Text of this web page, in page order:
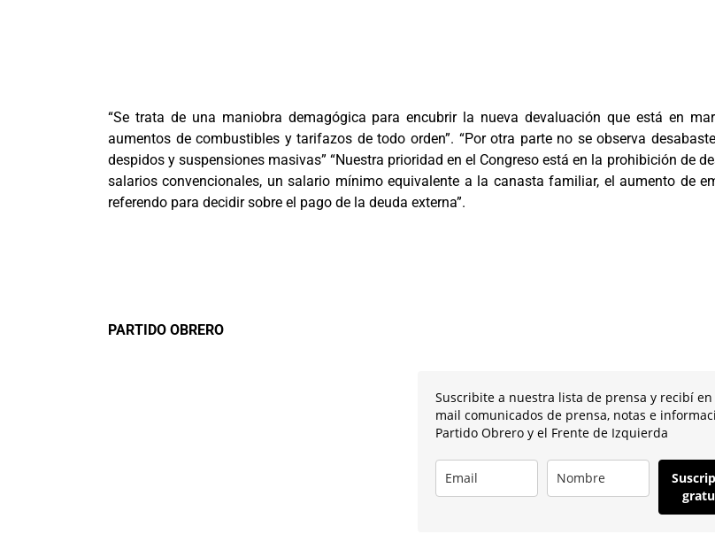
“Se trata de una maniobra demagógica para encubrir la nueva devaluación que está en
aumentos de combustibles y tarifazos de todo orden”. “Por otra parte no se observa
despidos y suspensiones masivas” “Nuestra prioridad en el Congreso está en la prohibición de
salarios convencionales, un salario mínimo equivalente a la canasta familiar, el aumento de
referendo para decidir sobre el pago de la deuda externa”.
PARTIDO OBRERO
Suscribite a nuestra lista de prensa y recibí
mail comunicados de prensa, notas e
Partido Obrero y el Frente de Izquierda